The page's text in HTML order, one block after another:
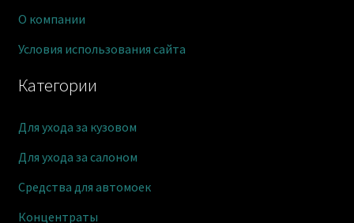
Категории
Для ухода за кузовом
Для ухода за салоном
Средства для автомоек
Концентраты
О компании
Условия использования сайта